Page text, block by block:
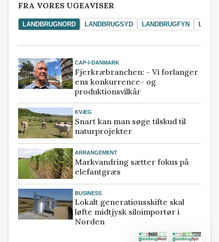
FRA VORES UGEAVISER
LANDBRUGNORD LANDBRUGSYD LANDBRUGFYN
CAP-I-DANMARK
Fjerkræbranchen: - Vi forlanger
ens konkurrence- og
produktionsvilkår
KVÆG
Snart kan man søge tilskud til
naturprojekter
ARRANGEMENT
Markvandring sætter fokus på
elefantgræs
BUSINESS
Lokalt generationsskifte skal
løfte midtjysk siloimportør i
Norden